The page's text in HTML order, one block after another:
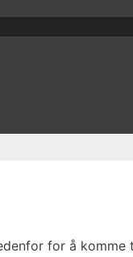
for å